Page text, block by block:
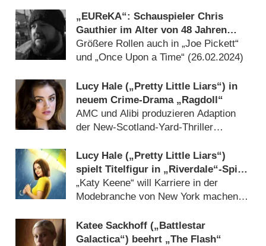
„EUReKA“: Schauspieler Chris
Gauthier im Alter von 48 Jahren
verstorben
Größere Rollen auch in „Joe Pickett“
und „Once Upon a Time“ (26.02.2024)
Lucy Hale („Pretty Little Liars“) in
neuem Crime-Drama „Ragdoll“
AMC und Alibi produzieren Adaption
der New-Scotland-Yard-Thriller
Lucy Hale („Pretty Little Liars“)
spielt Titelfigur in „Riverdale“-Spin-
Off
„Katy Keene“ will Karriere in der
Modebranche von New York machen
Katee Sackhoff („Battlestar
Galactica“) beehrt „The Flash“